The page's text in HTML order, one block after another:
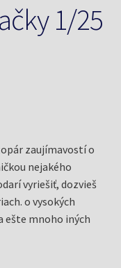
1/25
zaujímavostí o
nejakého
vyriešiť, dozvieš
o vysokých
ešte mnoho iných